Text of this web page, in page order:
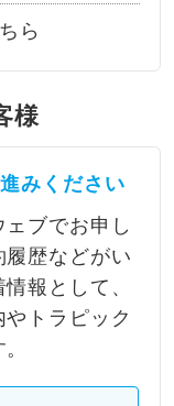
ら
様
みください
ブでお申し
歴などがい
報として、
トラピック